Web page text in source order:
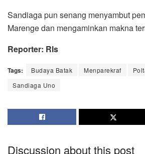
Sandiaga pun senang menyambut
Marenge dan mengaminkan makna
Reporter: Rls
Tags: Budaya Batak Menparekraf
Sandiaga Uno
Discussion about this post